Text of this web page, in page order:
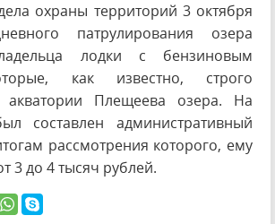
охраны территорий 3 октября
патрулирования озера
лодки с бензиновым
как известно, строго
Плещеева озера. На
составлен административный
рассмотрения которого, ему
3 до 4 тысяч рублей.